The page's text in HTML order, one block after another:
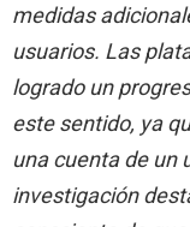
medidas
usuarios. Las
logrado un
este sentido, ya
una cuenta de un
investigación